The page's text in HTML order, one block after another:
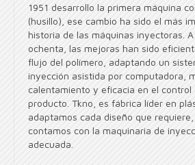
1951 desarrollo la primera máquina
(husillo), ese cambio ha sido el más
historia de las máquinas inyectoras.
ochenta, las mejoras han sido
flujo del polímero, adaptando un
inyección asistida por computadora,
calentamiento y eficacia en el control
producto. Tkno, es fábrica líder en
adaptamos cada diseño que
contamos con la maquinaria de
adecuada.